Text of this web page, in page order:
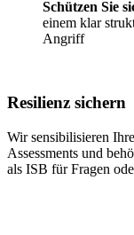
Schützen Sie
einem klar
Angriff
Resilienz sichern
Wir sensibilisieren
Assessments und
als ISB für Fragen